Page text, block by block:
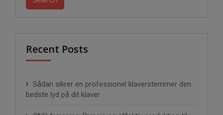
Recent Posts
Sådan sikrer en professionel klaverstemmer den
bedste lyd på dit klaver